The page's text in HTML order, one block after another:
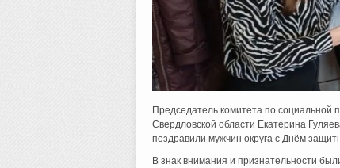
Председатель комитета по социальной
Свердловской области Екатерина
поздравили мужчин округа с Днём
В знак внимания и признательности